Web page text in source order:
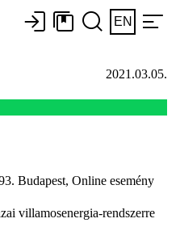
EN
2021.03.05.
Budapest, Online esemény
villamosenergia-rendszerre